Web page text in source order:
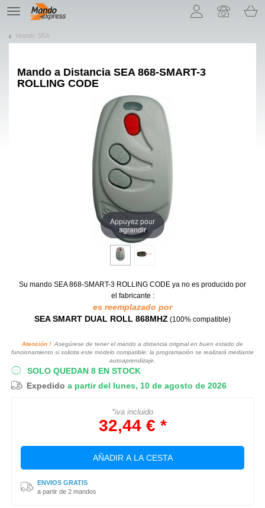
TE
navigation
Mando SEA
Mando a Distancia SEA 868-SMART-3
ROLLING CODE
Appuyez pour
agrandir
Su mando SEA 868-SMART-3 ROLLING CODE ya no es producido por
el fabricante :
es reemplazado por
SEA SMART DUAL ROLL 868MHZ (100% compatible)
Atención ! Asegúrese de tener el mando a distancia original en buen estado de
funcionamiento si solicita este modelo compatible: la programación se realizará mediante
autoaprendizaje.
SOLO QUEDAN 8 EN STOCK
Expedido a partir del lunes, 10 de agosto de 2026
*iva incluido
32,44 € *
AÑADIR A LA CESTA
ENVIOS GRATIS
a partir de 2 mandos
¡Permítenos presentarte nuestras cookies!